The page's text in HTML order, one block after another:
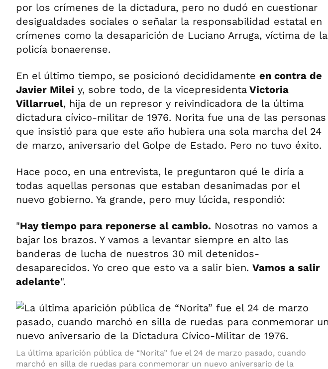
por los crímenes de la dictadura, pero no dudó en cuestionar
desigualdades sociales o señalar la responsabilidad estatal en
crímenes como la desaparición de Luciano Arruga, víctima de la
policía bonaerense.
En el último tiempo, se posicionó decididamente en contra de
Javier Milei y, sobre todo, de la vicepresidenta Victoria
Villarruel, hija de un represor y reivindicadora de la última
dictadura cívico-militar de 1976. Norita fue una de las personas
que insistió para que este año hubiera una sola marcha del 24
de marzo, aniversario del Golpe de Estado. Pero no tuvo éxito.
Hace poco, en una entrevista, le preguntaron qué le diría a
todas aquellas personas que estaban desanimadas por el
nuevo gobierno. Ya grande, pero muy lúcida, respondió:
"Hay tiempo para reponerse al cambio. Nosotras no vamos a
bajar los brazos. Y vamos a levantar siempre en alto las
banderas de lucha de nuestros 30 mil detenidos-
desaparecidos. Yo creo que esto va a salir bien. Vamos a salir
adelante".
La última aparición pública de “Norita” fue el 24 de marzo pasado, cuando
marchó en silla de ruedas para conmemorar un nuevo aniversario de la